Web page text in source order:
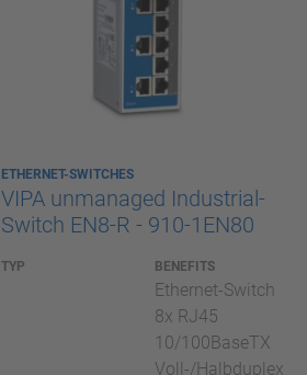
ETHERNET-SWITCHES
VIPA unmanaged Industrial-
Switch EN8-R - 910-1EN80
TYP BENEFITS
Ethernet-Switch
8x RJ45
10/100BaseTX
Voll-/Halbduplex